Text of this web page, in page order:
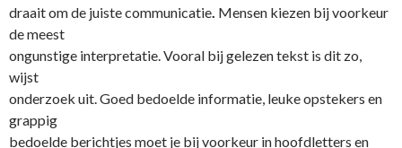
draait om de juiste communicatie Mensen kiezen bij voorkeur
de meest
ongunstige interpretatie. Vooral bij gelezen tekst is dit zo,
wijst
onderzoek uit. Goed bedoelde informatie, leuke opstekers en
grappig
bedoelde berichtjes moet je bij voorkeur in hoofdletters en